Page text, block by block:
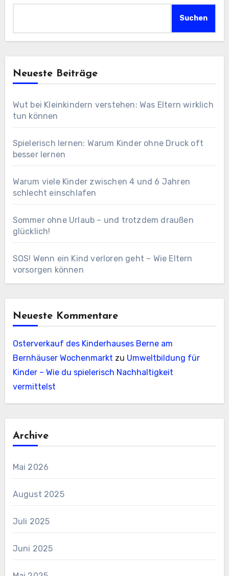
Suchen
Neueste Beiträge
Wut bei Kleinkindern verstehen: Was Eltern wirklich
tun können
Spielerisch lernen: Warum Kinder ohne Druck oft
besser lernen
Warum viele Kinder zwischen 4 und 6 Jahren
schlecht einschlafen
Sommer ohne Urlaub – und trotzdem draußen
glücklich!
SOS! Wenn ein Kind verloren geht – Wie Eltern
vorsorgen können
Neueste Kommentare
Osterverkauf des Kinderhauses Berne am
Bernhäuser Wochenmarkt zu Umweltbildung für
Kinder – Wie du spielerisch Nachhaltigkeit
vermittelst
Archive
Mai 2026
August 2025
Juli 2025
Juni 2025